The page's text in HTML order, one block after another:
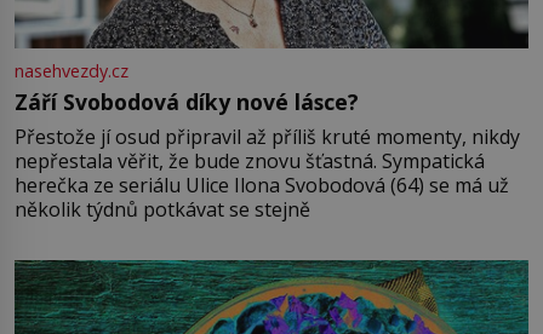
nasehvezdy.cz
Září Svobodová díky nové lásce?
Přestože jí osud připravil až příliš kruté momenty, nikdy
nepřestala věřit, že bude znovu šťastná. Sympatická
herečka ze seriálu Ulice Ilona Svobodová (64) se má už
několik týdnů potkávat se stejně